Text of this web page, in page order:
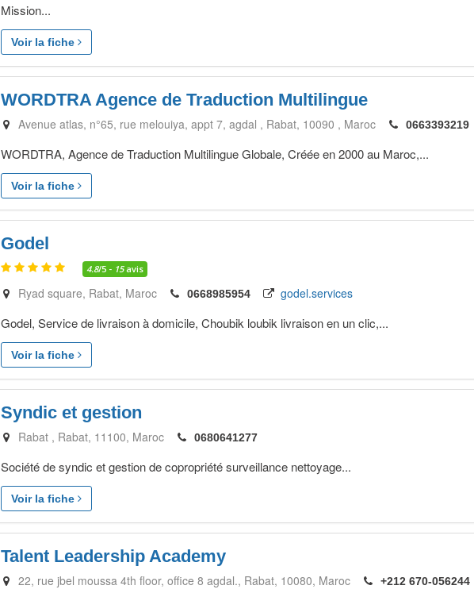
Mission...
Voir la fiche
WORDTRA Agence de Traduction Multilingue
Avenue atlas, n°65, rue melouiya, appt 7, agdal Rabat 10090 Maroc 0663393219
WORDTRA, Agence de Traduction Multilingue Globale, Créée en 2000 au Maroc,...
Voir la fiche
Godel
4.8/5 - 15avis
Ryad square Rabat Maroc 0668985954 godel.services
Godel, Service de livraison à domicile, Choubik loubik livraison en un clic,...
Voir la fiche
Syndic et gestion
Rabat Rabat 11100 Maroc 0680641277
Société de syndic et gestion de copropriété surveillance nettoyage...
Voir la fiche
Talent Leadership Academy
22, rue jbel moussa 4th floor, office 8 agdal. Rabat 10080 Maroc +212 670-056244